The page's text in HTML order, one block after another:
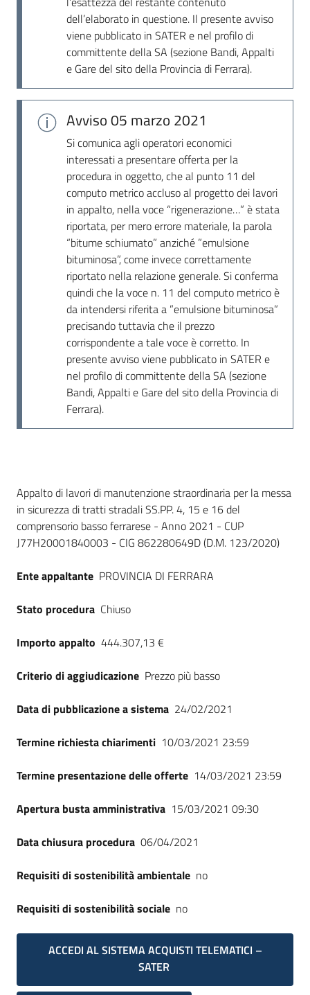
dell’elaborato in questione. Il presente avviso
viene pubblicato in SATER e nel profilo di
committente della SA (sezione Bandi, Appalti
e Gare del sito della Provincia di Ferrara).
Avviso05 marzo 2021
Si comunica agli operatori economici
interessati a presentare offerta per la
procedura in oggetto, che al punto 11 del
computo metrico accluso al progetto dei lavori
in appalto, nella voce “rigenerazione…” è stata
riportata, per mero errore materiale, la parola
“bitume schiumato” anziché ”emulsione
bituminosa”, come invece correttamente
riportato nella relazione generale. Si conferma
quindi che la voce n. 11 del computo metrico è
da intendersi riferita a ”emulsione bituminosa”
precisando tuttavia che il prezzo
corrispondente a tale voce è corretto. In
presente avviso viene pubblicato in SATER e
nel profilo di committente della SA (sezione
Bandi, Appalti e Gare del sito della Provincia di
Ferrara).
Dati del bando
Appalto di lavori di manutenzione straordinaria per la messa
in sicurezza di tratti stradali SS.PP. 4, 15 e 16 del
comprensorio basso ferrarese - Anno 2021 - CUP
J77H20001840003 - CIG 862280649D (D.M. 123/2020)
Ente appaltante PROVINCIA DI FERRARA
Stato procedura Chiuso
Importo appalto 444.307,13 €
Criterio di aggiudicazione Prezzo più basso
Data di pubblicazione a sistema 24/02/2021
Termine richiesta chiarimenti 10/03/2021 23:59
Termine presentazione delle offerte 14/03/2021 23:59
Apertura busta amministrativa 15/03/2021 09:30
Data chiusura procedura 06/04/2021
Requisiti di sostenibilità ambientale no
Requisiti di sostenibilità sociale no
ACCEDI AL SISTEMA ACQUISTI TELEMATICI –
SATER